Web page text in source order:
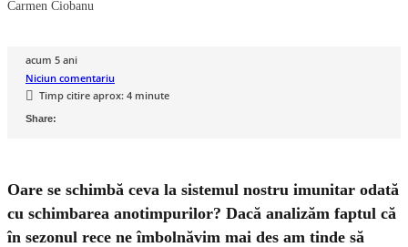
Carmen Ciobanu
acum 5 ani
Niciun comentariu
Timp citire aprox: 4 minute
Oare se schimbă ceva la sistemul nostru imunitar odată
cu schimbarea anotimpurilor? Dacă analizăm faptul că
în sezonul rece ne îmbolnăvim mai des am tinde să